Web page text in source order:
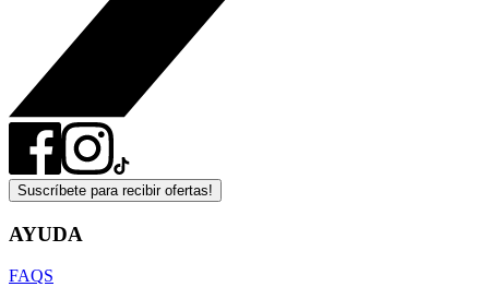
Suscríbete para recibir ofertas!
AYUDA
FAQS